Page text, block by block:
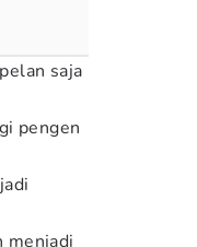
saja
pengen
menjadi